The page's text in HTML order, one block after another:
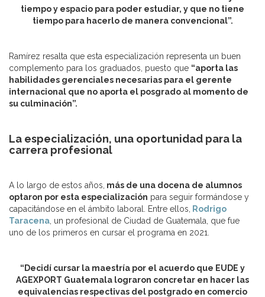
tiempo y espacio para poder estudiar, y que no tiene
tiempo para hacerlo de manera convencional”.
Ramírez resalta que esta especialización representa un buen
complemento para los graduados, puesto que “aporta las
habilidades gerenciales necesarias para el gerente
internacional que no aporta el posgrado al momento de
su culminación”.
La especialización, una oportunidad para la
carrera profesional
A lo largo de estos años, más de una docena de alumnos
optaron por esta especialización para seguir formándose y
capacitándose en el ámbito laboral. Entre ellos,
Rodrigo
Taracena , un profesional de Ciudad de Guatemala, que fue
uno de los primeros en cursar el programa en 2021.
“Decidí cursar la maestría por el acuerdo que EUDE y
AGEXPORT Guatemala lograron concretar en hacer las
equivalencias respectivas del postgrado en comercio